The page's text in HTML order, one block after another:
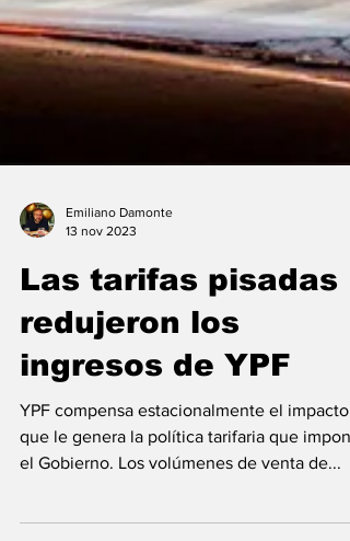
Emiliano Damonte
13 nov 2023
Las tarifas pisadas
redujeron los